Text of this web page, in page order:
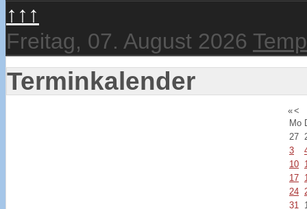
↑↑↑
Freitag, 07. August 2026
Terminkalender
«<
Mo
27
3
10
17
24
31